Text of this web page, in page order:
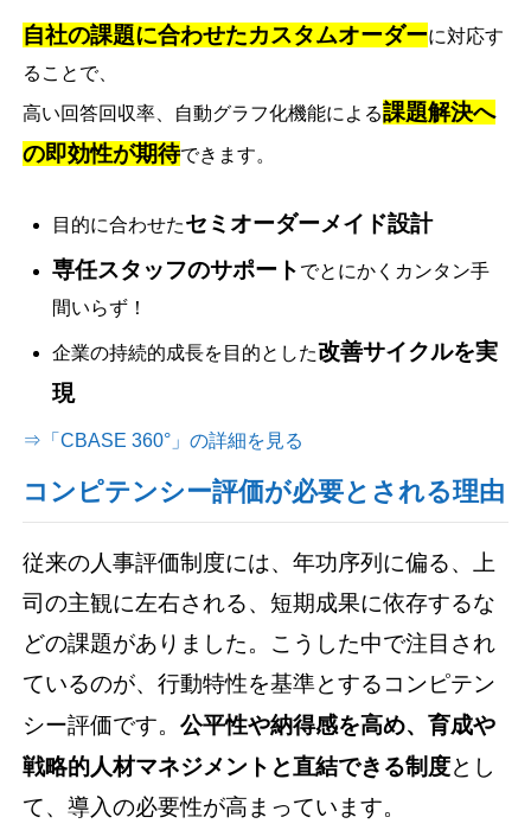
自社の課題に合わせたカスタムオーダーに対応す
ることで、
高い回答回収率、自動グラフ化機能による課題解決へ
の即効性が期待できます。
目的に合わせたセミオーダーメイド設計
専任スタッフのサポート でとにかくカンタン手
間いらず！
企業の持続的成長を目的とした改善サイクルを実
現
⇒「CBASE 360°」の詳細を見る
コンピテンシー評価が必要とされる理由
従来の人事評価制度には、年功序列に偏る、上
司の主観に左右される、短期成果に依存するな
どの課題がありました。こうした中で注目され
ているのが、行動特性を基準とするコンピテン
シー評価です。公平性や納得感を高め、育成や
戦略的人材マネジメントと直結できる制度とし
て、導入の必要性が高まっています。